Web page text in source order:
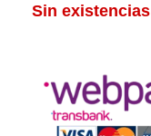
Sin existencias